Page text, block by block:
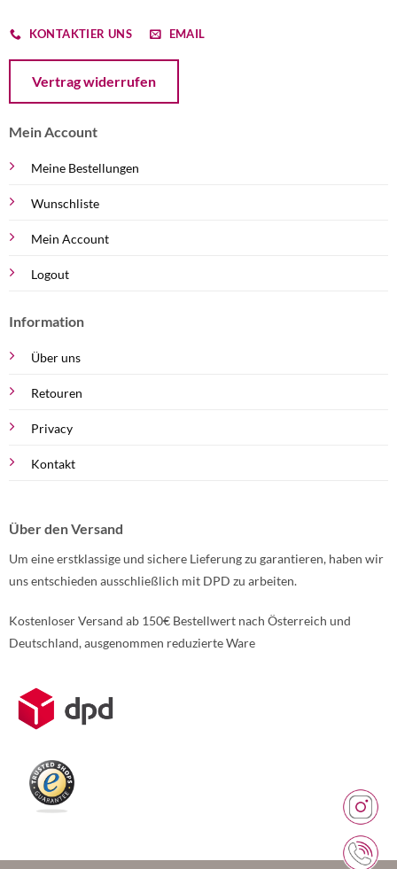
KONTAKTIER UNS EMAIL
Vertrag widerrufen
Mein Account
Meine Bestellungen
Wunschliste
Mein Account
Logout
Information
Über uns
Retouren
Privacy
Kontakt
Über den Versand
Um eine erstklassige und sichere Lieferung zu garantieren, haben wir
uns entschieden ausschließlich mit DPD zu arbeiten.
Kostenloser Versand ab 150€ Bestellwert nach Österreich und
Deutschland, ausgenommen reduzierte Ware
Weitere Informationen über den gesperrten Inhalt.